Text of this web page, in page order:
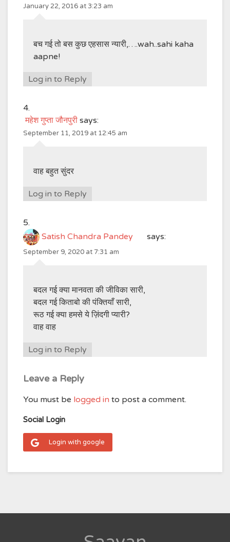
January 22, 2016 at 3:23 am
बच गई तो बस कुछ एहसास न्यारी,….wah..sahi kaha
aapne!
Log in to Reply
महेश गुप्ता जौनपुरी says:
September 11, 2019 at 12:45 am
वाह बहुत सुंदर
Log in to Reply
Satish Chandra Pandey says:
September 9, 2020 at 7:31 am
बदल गई क्या मानवता की जीविका सारी,
बदल गई किताबो की पंक्तियाँ सारी,
रूठ गई क्या हमसे ये ज़िंदगी प्यारी?
वाह वाह
Log in to Reply
Leave a Reply
You must be logged in to post a comment.
Social Login
Login with google